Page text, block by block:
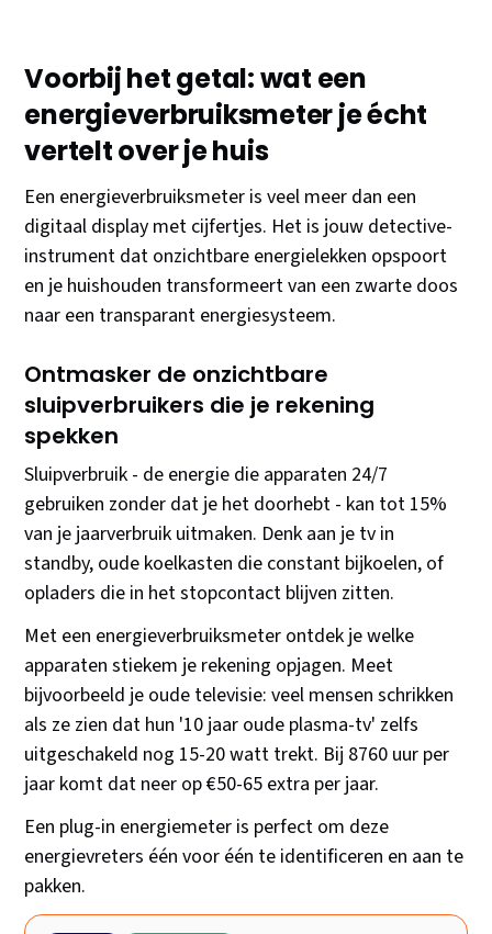
Voorbij het getal: wat een
energieverbruiksmeter je écht
vertelt over je huis
Een energieverbruiksmeter is veel meer dan een
digitaal display met cijfertjes. Het is jouw detective-
instrument dat onzichtbare energielekken opspoort
en je huishouden transformeert van een zwarte doos
naar een transparant energiesysteem.
Ontmasker de onzichtbare
sluipverbruikers die je rekening
spekken
Sluipverbruik - de energie die apparaten 24/7
gebruiken zonder dat je het doorhebt - kan tot 15%
van je jaarverbruik uitmaken. Denk aan je tv in
standby, oude koelkasten die constant bijkoelen, of
opladers die in het stopcontact blijven zitten.
Met een energieverbruiksmeter ontdek je welke
apparaten stiekem je rekening opjagen. Meet
bijvoorbeeld je oude televisie: veel mensen schrikken
als ze zien dat hun '10 jaar oude plasma-tv' zelfs
uitgeschakeld nog 15-20 watt trekt. Bij 8760 uur per
jaar komt dat neer op €50-65 extra per jaar.
Een plug-in energiemeter is perfect om deze
energievreters één voor één te identificeren en aan te
pakken.